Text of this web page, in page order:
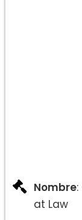
Nombre
at Law